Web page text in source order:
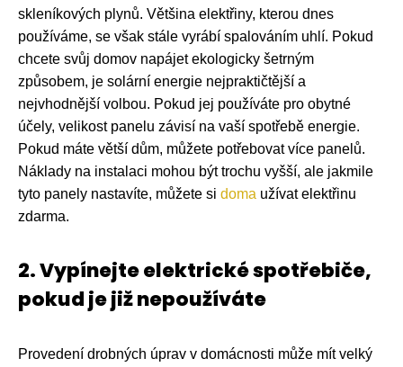
skleníkových plynů. Většina elektřiny, kterou dnes
používáme, se však stále vyrábí spalováním uhlí. Pokud
chcete svůj domov napájet ekologicky šetrným
způsobem, je solární energie nejpraktičtější a
nejvhodnější volbou. Pokud jej používáte pro obytné
účely, velikost panelu závisí na vaší spotřebě energie.
Pokud máte větší dům, můžete potřebovat více panelů.
Náklady na instalaci mohou být trochu vyšší, ale jakmile
tyto panely nastavíte, můžete si doma užívat elektřinu
zdarma.
2. Vypínejte elektrické spotřebiče,
pokud je již nepoužíváte
Provedení drobných úprav v domácnosti může mít velký